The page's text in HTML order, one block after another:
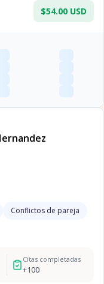
$54.00 USD
Conflictos de pareja
Citas completadas
+100